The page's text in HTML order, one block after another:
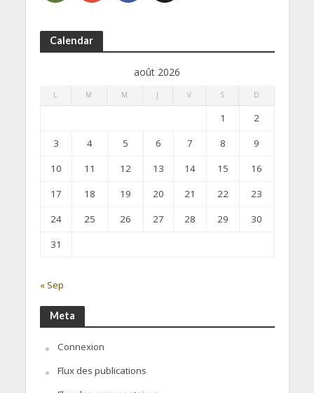
Calendar
août 2026
L M M J V S D
1
2
3
4 5 6 7 8
9
10
11 12 13 14 15
16
17
18 19 20 21 22
23
24
25 26 27 28 29
30
31
« Sep
Meta
Connexion
Flux des publications